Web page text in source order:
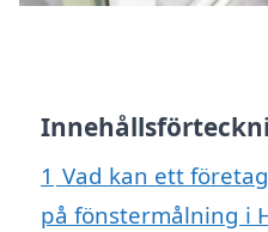
1 Vad kan ett
på fönstermålning i